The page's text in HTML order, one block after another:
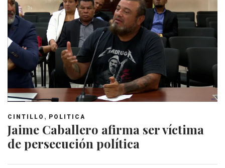
CINTILLO , POLITICA
Jaime Caballero afirma ser víctima
de persecución política